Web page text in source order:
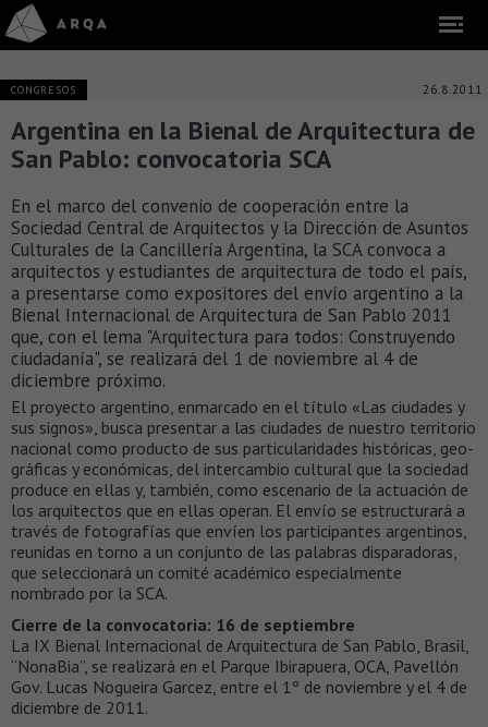
CONGRESOS 26.8.2011
Argentina en la Bienal de Arquitectura de
San Pablo: convocatoria SCA
En el marco del convenio de cooperación entre la
Sociedad Central de Arquitectos y la Dirección de Asuntos
Culturales de la Cancillería Argentina, la SCA convoca a
arquitectos y estudiantes de arquitectura de todo el país,
a presentarse como expositores del envío argentino a la
Bienal Internacional de Arquitectura de San Pablo 2011
que, con el lema "Arquitectura para todos: Construyendo
ciudadanía", se realizará del 1 de noviembre al 4 de
diciembre próximo.
El proyecto argentino, enmarcado en el título «Las ciudades y
sus signos», busca presentar a las ciudades de nuestro territorio
nacional como producto de sus par­ti­cu­la­ri­da­des his­tó­ri­cas, geo­
grá­fi­cas y eco­nó­mi­cas, del in­ter­cam­bio cul­tu­ral que la sociedad
pro­du­ce en ellas y, tam­bién, co­mo es­ce­na­rio de la ac­tua­ción de
los ar­qui­tec­tos que en ellas ope­ran. El envío se estructurará a
través de fotografías que envíen los participantes argentinos,
reunidas en torno a un conjunto de las palabras disparadoras,
que seleccionará un comité académico especialmente
nombrado por la SCA.
Cierre de la convocatoria: 16 de septiembre
La IX Bienal Internacional de Arquitectura de San Pablo, Brasil,
“NonaBia”, se realizará en el Parque Ibirapuera, OCA, Pavellón
Gov. Lucas Nogueira Garcez, entre el 1º de noviembre y el 4 de
diciembre de 2011.